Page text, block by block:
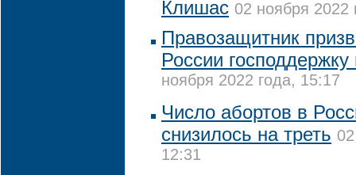
Клишас 02 ноября 2022
Правозащитник
России
ноября 2022 года, 15:17
Число абортов в
снизилось на треть
12:31